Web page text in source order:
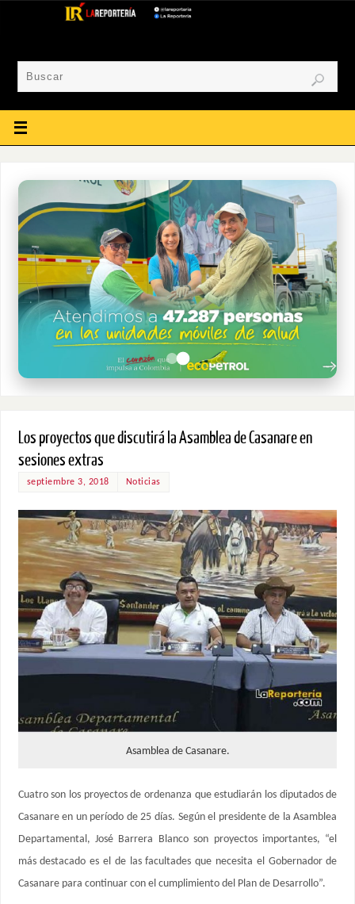
Los proyectos que discutirá la Asamblea de Casanare en
sesiones extras
septiembre 3, 2018 Noticias
Asamblea de Casanare.
Cuatro son los proyectos de ordenanza que estudiarán los diputados de
Casanare en un período de 25 días. Según el presidente de la Asamblea
Departamental, José Barrera Blanco son proyectos importantes, “el
más destacado es el de las facultades que necesita el Gobernador de
Casanare para continuar con el cumplimiento del Plan de Desarrollo”.